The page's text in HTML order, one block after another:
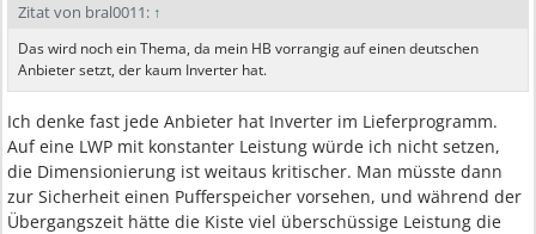
Zitat von bral0011: ↑
Das wird noch ein Thema, da mein HB vorrangig auf einen deutschen
Anbieter setzt, der kaum Inverter hat.
Ich denke fast jede Anbieter hat Inverter im Lieferprogramm.
Auf eine LWP mit konstanter Leistung würde ich nicht setzen,
die Dimensionierung ist weitaus kritischer. Man müsste dann
zur Sicherheit einen Pufferspeicher vorsehen, und während der
Übergangszeit hätte die Kiste viel überschüssige Leistung die